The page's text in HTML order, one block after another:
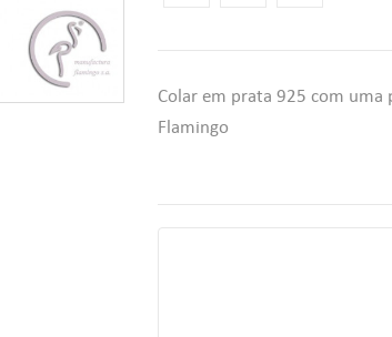
Colar em prata 925 com uma
Flamingo